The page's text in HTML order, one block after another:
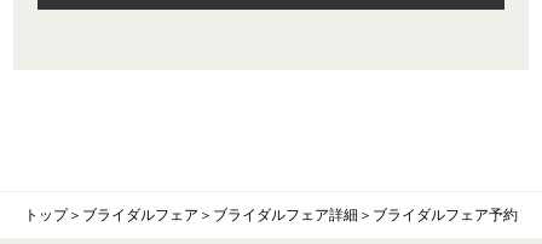
トップ＞ ブライダルフェア ＞ ブライダルフェア詳細 ＞ ブライダルフェア予約